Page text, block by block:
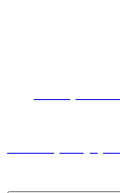
Sanal para